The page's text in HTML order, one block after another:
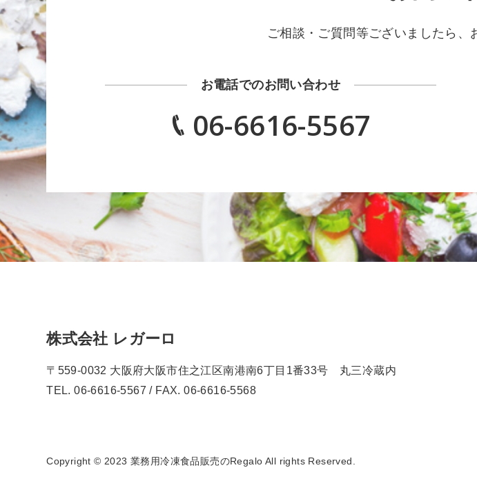
ご相談・ご質問等ございましたら、
お電話でのお問い合わせ
06-6616-5567
株式会社 レガーロ
〒559-0032 大阪府大阪市住之江区南港南6丁目1番33号 丸三冷蔵内
TEL. 06-6616-5567 / FAX. 06-6616-5568
Copyright © 2023 業務用冷凍食品販売のRegalo All rights Reserved.